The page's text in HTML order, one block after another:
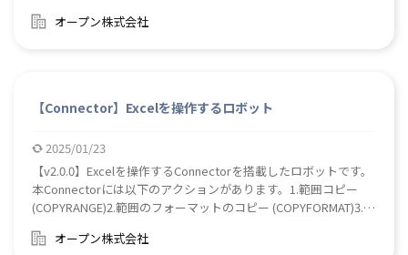
ールの添付ファイルをダウンロード4.メールを移動5.メールを送
ァイルまたはフォルダ）を移動7.アイテム（ファイルまたはフォ
ルダ）を削除8.サイトリスト情報を取得9.サイト内のドキュメン
内のチャンネル情報取得3.チャット情報取得4.所属するテナント
内の全てのユーザー（アカウント）の情報取得5.チャンネルのメ
ッセージ情報取得6.チャットのメッセージ情報取得7.チーム内の
チャンネルへメッセージ送信8.チャットへメッセージ送信【使用
ライブラリ】Microsoft Graph詳細につきましてはダウンロード
されたzipファイルに同梱されたマニュアルをご参照ください。
オープン株式会社
【Connector】Excelを操作するロボット
2025/01/23
【v2.0.0】Excelを操作するConnectorを搭載したロボットです。
本Connectorには以下のアクションがあります。1.範囲コピー
(COPYRANGE)2.範囲のフォーマットのコピー (COPYFORMAT)3.セ
景色取得 (GETCELLBACKGROUNDCOLOR)6.セルの背色設定
オープン株式会社